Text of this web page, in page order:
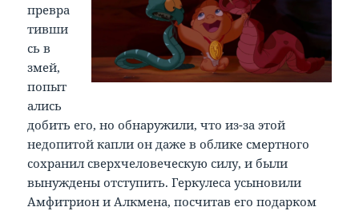
превра
тивши
сь в
змей,
попыт
ались
добить его, но обнаружили, что из-за этой
недопитой капли он даже в облике смертного
сохранил сверхчеловеческую силу, и были
вынуждены отступить. Геркулеса усыновили
Амфитрион и Алкмена, посчитав его подарком